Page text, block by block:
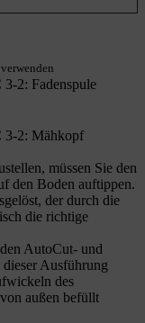
verwenden
2: Fadenspule
3-2: Mähkopf
müssen Sie den
den Boden auftippen.
der durch die
die richtige
AutoCut- und
Ausführung
des
außen befüllt